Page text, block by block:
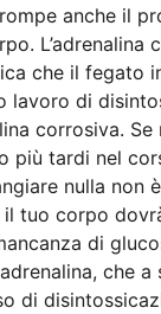
anche il
che il fega­to
lavoro di
cor­ro­si­va.
più tar­di nel
nulla non
il tuo cor­po
di
che
di